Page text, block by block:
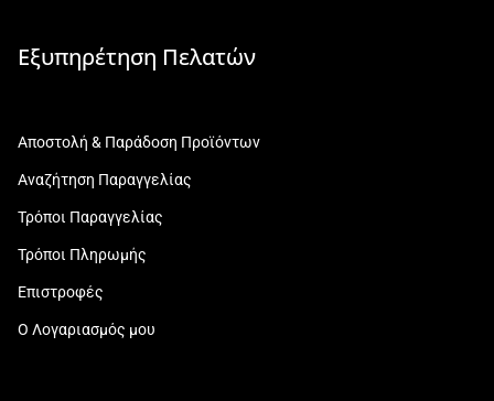
Εξυπηρέτηση Πελατών
Αποστολή & Παράδοση Προϊόντων
Αναζήτηση Παραγγελίας
Τρόποι Παραγγελίας
Τρόποι Πληρωμής
Επιστροφές
Ο Λογαριασμός μου